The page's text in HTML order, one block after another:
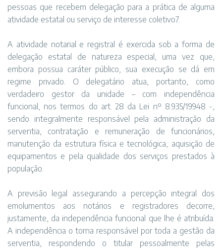
pessoas que recebem delegação para a prática de alguma
atividade estatal ou serviço de interesse coletivo7.
A atividade notarial e registral é exercida sob a forma de
delegação estatal de natureza especial, uma vez que,
embora possua caráter público, sua execução se dá em
regime privado. O delegatário atua, portanto, como
verdadeiro gestor da unidade – com independência
funcional, nos termos do art. 28 da Lei nº 8.935/19948 -,
sendo integralmente responsável pela administração da
serventia, contratação e remuneração de funcionários,
manutenção da estrutura física e tecnológica, aquisição de
equipamentos e pela qualidade dos serviços prestados à
população.
A previsão legal assegurando a percepção integral dos
emolumentos aos notários e registradores decorre,
justamente, da independência funcional que lhe é atribuída.
A independência o torna responsável por toda a gestão da
serventia, respondendo o titular pessoalmente pelas